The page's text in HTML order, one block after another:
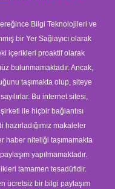
Bilgi Teknolojileri ve
bir Yer Sağlayıcı olarak
içerikleri proaktif olarak
bulunmamaktadır. Ancak,
taşımakta olup, siteye
Bu internet sitesi,
ile hiçbir bağlantısı
makaleler
haber niteliği taşımamakta
yapılmamaktadır.
tamamen tesadüfidir.
ücretsiz bir bilgi paylaşım